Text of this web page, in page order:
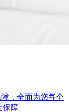
，全面为您每个
保障